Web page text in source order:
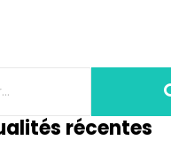
récentes